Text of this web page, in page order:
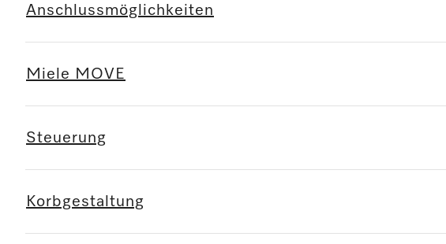
Anschlussmöglichkeiten
Miele MOVE
Steuerung
Korbgestaltung